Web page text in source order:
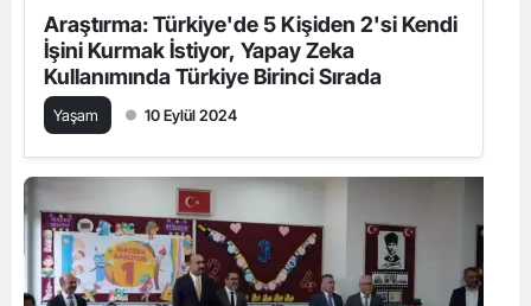
Araştırma: Türkiye'de 5 Kişiden 2'si Kendi
İşini Kurmak İstiyor, Yapay Zeka
Kullanımında Türkiye Birinci Sırada
Yaşam 10 Eylül 2024